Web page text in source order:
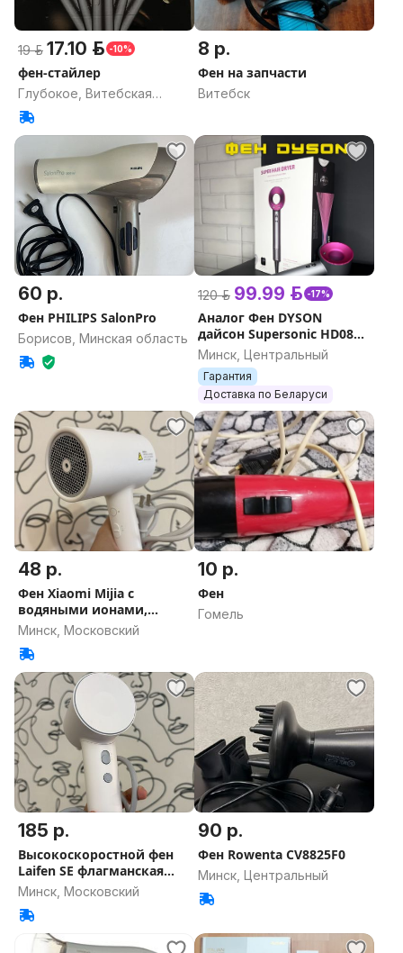
19 р. 17.10 р. -10%
фен-стайлер
Глубокое, Витебская
область
8 р.
Фен на запчасти
Витебск
60 р.
Фен PHILIPS SalonPro
Борисов, Минская область
120 р. 99.99 р. -17%
Аналог Фен DYSON
дайсон Supersonic HD08
Дайсон - Копия
оригинала
Минск, Центральный
Гарантия
Доставка по Беларуси
48 р.
Фен Xiaomi Mijia с
водяными ионами,
модель CMJ01LX
Минск, Московский
10 р.
Фен
Гомель
185 р.
Высокоскоростной фен
Laifen SE флагманская
версия
Минск, Московский
90 р.
Фен Rowenta CV8825F0
Минск, Центральный